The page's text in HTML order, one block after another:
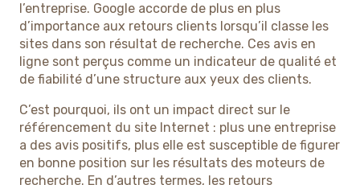
l’entreprise. Google accorde de plus en plus
d’importance aux retours clients lorsqu’il classe les
sites dans son résultat de recherche. Ces avis en
ligne sont perçus comme un indicateur de qualité et
de fiabilité d’une structure aux yeux des clients.
C’est pourquoi, ils ont un impact direct sur le
référencement du site Internet : plus une entreprise
a des avis positifs, plus elle est susceptible de figurer
en bonne position sur les résultats des moteurs de
recherche. En d’autres termes, les retours